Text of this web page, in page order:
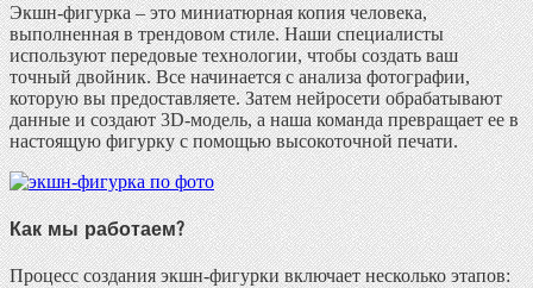
Экшн-фигурка – это миниатюрная копия человека,
выполненная в трендовом стиле. Наши специалисты
используют передовые технологии, чтобы создать ваш
точный двойник. Все начинается с анализа фотографии,
которую вы предоставляете. Затем нейросети обрабатывают
данные и создают 3D-модель, а наша команда превращает ее в
настоящую фигурку с помощью высокоточной печати.
Как мы работаем?
Процесс создания экшн-фигурки включает несколько этапов: